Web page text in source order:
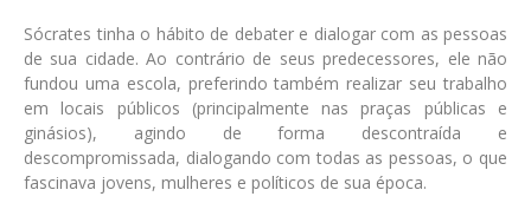
Sócrates tinha o hábito de debater e dialogar com as pessoas
de sua cidade. Ao contrário de seus predecessores, ele não
fundou uma escola, preferindo também realizar seu trabalho
em locais públicos (principalmente nas praças públicas e
ginásios), agindo de forma descontraída e
descompromissada, dialogando com todas as pessoas, o que
fascinava jovens, mulheres e políticos de sua época.